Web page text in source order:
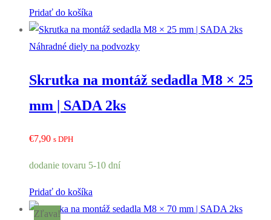
Pridať do košíka
Náhradné diely na podvozky
Skrutka na montáž sedadla M8 × 25
mm | SADA 2ks
€7,90 s DPH
dodanie tovaru 5-10 dní
Pridať do košíka
Zľava!